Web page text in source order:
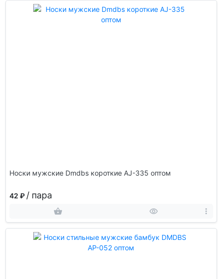
Носки мужские Dmdbs короткие AJ-335 оптом
42 ₽ / пара